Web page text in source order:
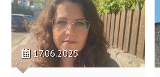
17.06.2025